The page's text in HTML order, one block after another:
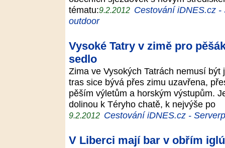
tématu:9.2.2012 Cestování iDNES.cz
outdoor
Vysoké Tatry v zimě pro
sedlo
Zima ve Vysokých Tatrách nemusí
tras sice bývá přes zimu uzavřena,
pěším výletům a horským výstupům.
dolinou k Téryho chatě, k nejvýše po
9.2.2012 Cestování iDNES.cz -
V Liberci mají bar v obřím iglú